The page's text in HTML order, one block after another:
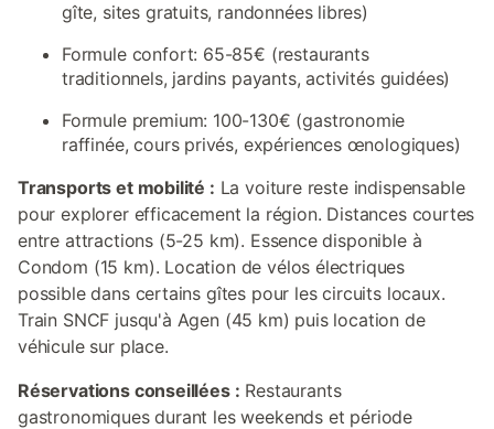
gîte, sites gratuits, randonnées libres)
Formule confort: 65-85€ (restaurants
traditionnels, jardins payants, activités guidées)
Formule premium: 100-130€ (gastronomie
raffinée, cours privés, expériences œnologiques)
Transports et mobilité : La voiture reste indispensable
pour explorer efficacement la région. Distances courtes
entre attractions (5-25 km). Essence disponible à
Condom (15 km). Location de vélos électriques
possible dans certains gîtes pour les circuits locaux.
Train SNCF jusqu'à Agen (45 km) puis location de
véhicule sur place.
Réservations conseillées : Restaurants
gastronomiques durant les weekends et période